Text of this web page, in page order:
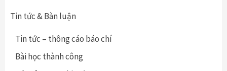
Tin tức & Bàn luận
Tin tức – thông cáo báo chí
Bài học thành công